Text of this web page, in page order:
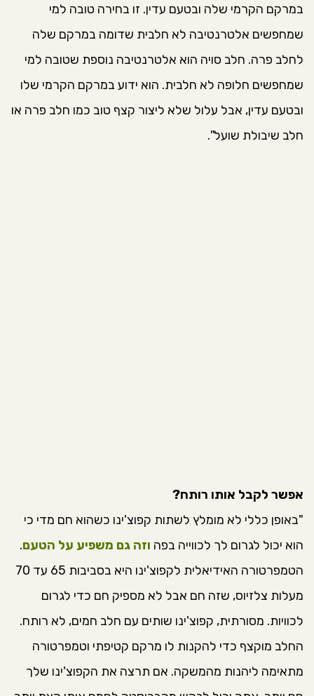
במרקם הקרמי שלה ובטעם עדין. זו בחירה טובה למי
שמחפשים אלטרנטיבה לא חלבית שדומה במרקם שלה
לחלב פרה. חלב סויה הוא אלטרנטיבה נוספת שטובה למי
שמחפשים חלופה לא חלבית. הוא ידוע במרקם הקרמי שלו
ובטעם עדין, אבל עלול שלא ליצור קצף טוב כמו חלב פרה או
חלב שיבולת שועל".
אפשר לקבל אותו רותח?
"באופן כללי לא מומלץ לשתות קפוצ'ינו כשהוא חם מדי כי
הוא יכול לגרום לך לכווייה בפה וזה גם משפיע על הטעם.
הטמפרטורה האידיאלית לקפוצ'ינו היא בסביבות 65 עד 70
מעלות צלזיוס, שזה חם אבל לא מספיק חם כדי לגרום
לכוויות. מסורתית, קפוצ'ינו שותים עם חלב חמים, לא רותח.
החלב מוקצף כדי להקנות לו מרקם קטיפתי וטמפרטורה
מתאימה ליהנות מהמשקה. אם תרצה את הקפוצ'ינו שלך